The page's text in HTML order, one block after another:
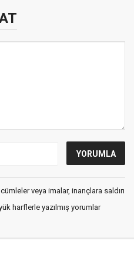
veya imalar, inançlara saldırı
harflerle yazılmış yorumlar